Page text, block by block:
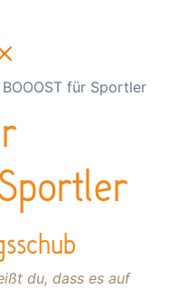
für Sportler
du, dass es auf